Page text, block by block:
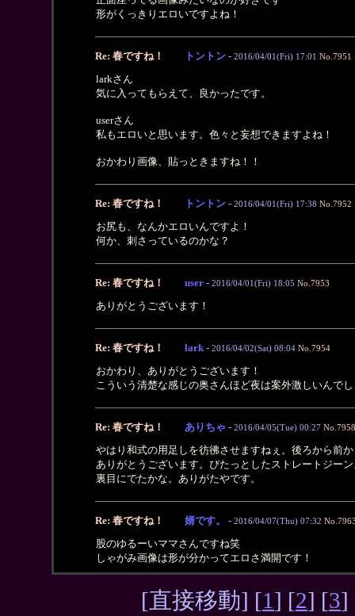
形がくっきりエロいですよね！
Re: 春ですね！ トントン - 2016/04/01(Fri) 17:01 No.7951
larkさん
気に入ってもらえて、良かったです。
userさん
私もエロいと思います。色々と妄想できますよね！
おかわり画像、貼っときますね！！
Re: 春ですね！ トントン - 2016/04/01(Fri) 17:38 No.7952
お尻も、なんかエロいんですよ！
何か、刺さっているのかな？
Re: 春ですね！ user - 2016/04/01(Fri) 18:05 No.7953
ありがとうございます！
Re: 春ですね！ lark - 2016/04/02(Sat) 08:04 No.7954
おかわり、ありがとうございます！
こういう清楚な感じの奥さんほど夜は案外激しいんで
Re: 春ですね！ ありちゃ - 2016/04/05(Tue) 00:27 No.7958
やはり和式の用足しを彷彿させますねぇ。後ろから前
ありがとうございます。ぴたっとしたストレートジー
裏目にでたかな。ありがたやです。
Re: 春ですね！ 婿です。 - 2016/04/07(Thu) 07:32
股のゆるーいママさんですね笑
しゃがみ画像は形が分かってエロさ満開です！
[直接移動] [1 ] [2] [3]